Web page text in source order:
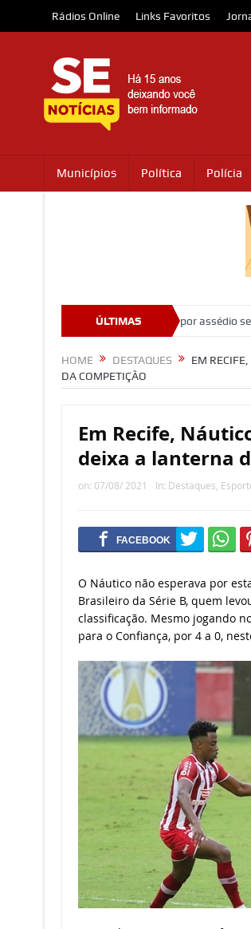
Rádios Online Links Favoritos
Municípios Política Polícia
ÚLTIMAS
ministro Marco Buzzi por assédio sexual e
HOME DESTAQUES
EM
DA COMPETIÇÃO
Em Recife,
deixa a lanterna
on: 07/08/ 2021 In: Destaques
O Náutico não esperava por
Brasileiro da Série B, quem
classificação. Mesmo jogando
para o Confiança, por 4 a 0,